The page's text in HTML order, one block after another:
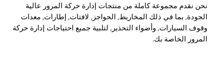
نحن نقدم مجموعة كاملة من منتجات إدارة حركة المرور عالية
الجودة, بما في ذلك المخاريط, الحواجز, لافتات, إطارات, معدات
وقوف السيارات, وأضواء التحذير, لتلبية جميع احتياجات إدارة حركة
المرور الخاصة بك.